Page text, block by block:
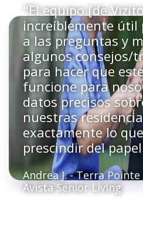
"El equipo [de
increíblemente útil
a las preguntas y
algunos consejos/
para hacer que
funcione para
datos precisos
nuestras
exactamente lo
prescindir del
Andrea J. - Terra
Avista Senior Living